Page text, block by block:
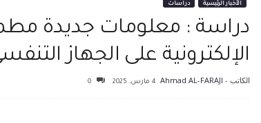
الأخبار الرئيسية دراسات
دراسة : معلومات جديدة
الإلكترونية على الجهاز
الكاتب - Ahmad AL-FARAJI 4 مارس، 2025 0